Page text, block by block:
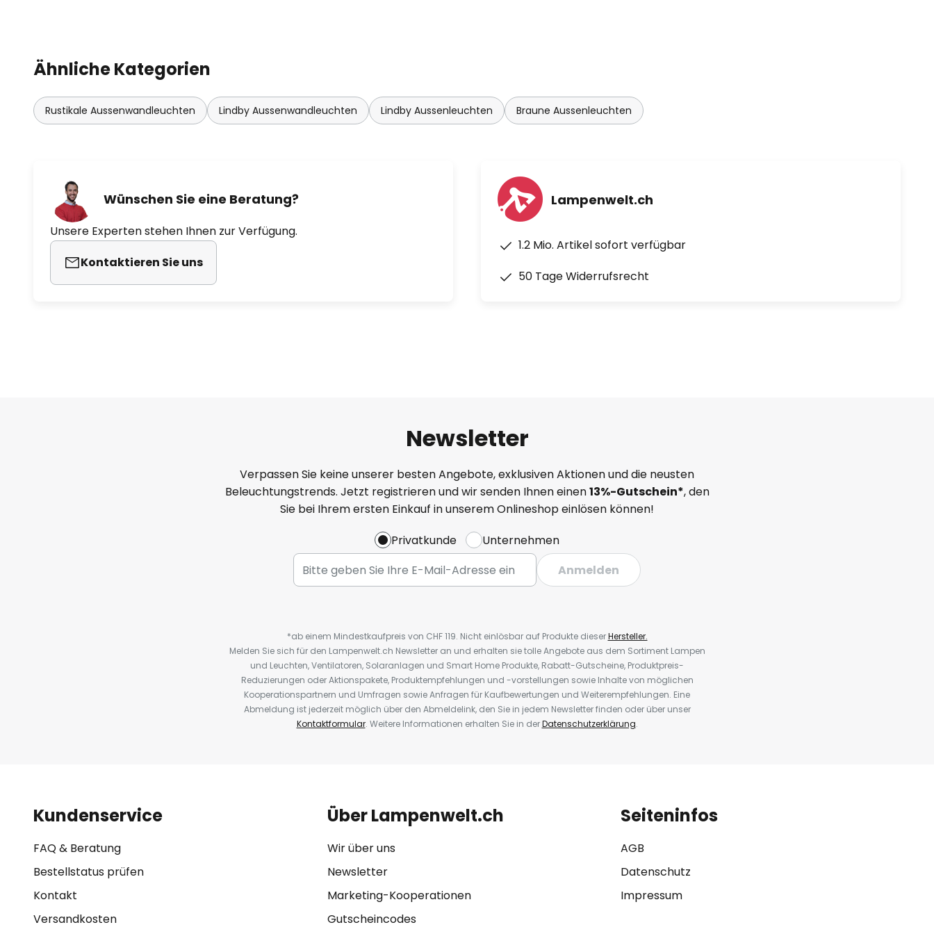
Ähnliche Kategorien
Rustikale Aussenwandleuchten Lindby Aussenwandleuchten Lindby Aussenleuchten Braune Aussenleuchten
Wünschen Sie eine Beratung?
Unsere Experten stehen Ihnen zur Verfügung.
Kontaktieren Sie uns
Lampenwelt.ch
1.2 Mio. Artikel sofort verfügbar
50 Tage Widerrufsrecht
Newsletter
Verpassen Sie keine unserer besten Angebote, exklusiven Aktionen und die neusten
Beleuchtungstrends. Jetzt registrieren und wir senden Ihnen einen13%-Gutschein*, den
Sie bei Ihrem ersten Einkauf in unserem Onlineshop einlösen können!
Privatkunde
Unternehmen
Anmelden
*ab einem Mindestkaufpreis von CHF 119. Nicht einlösbar auf Produkte dieserHersteller.
Melden Sie sich für den Lampenwelt.ch Newsletter an und erhalten sie tolle Angebote aus dem Sortiment Lampen
und Leuchten, Ventilatoren, Solaranlagen und Smart Home Produkte, Rabatt-Gutscheine, Produktpreis-
Reduzierungen oder Aktionspakete, Produktempfehlungen und -vorstellungen sowie Inhalte von möglichen
Kooperationspartnern und Umfragen sowie Anfragen für Kaufbewertungen und Weiterempfehlungen. Eine
Abmeldung ist jederzeit möglich über den Abmeldelink, den Sie in jedem Newsletter finden oder über unser
Kontaktformular. Weitere Informationen erhalten Sie in derDatenschutzerklärung.
Kundenservice
FAQ & Beratung
Bestellstatus prüfen
Kontakt
Versandkosten
Über Lampenwelt.ch
Wir über uns
Newsletter
Marketing-Kooperationen
Gutscheincodes
Seiteninfos
AGB
Datenschutz
Impressum